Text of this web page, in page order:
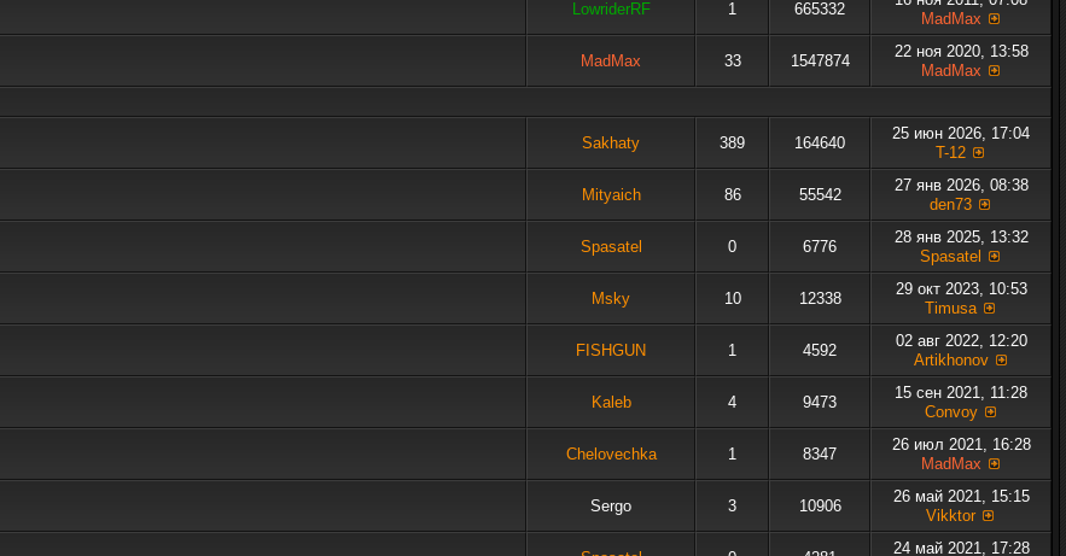
LowriderRF 1 665332
MadMax
MadMax 33 1547874
22 ноя 2020, 13:58
MadMax
Sakhaty 389 164640
25 июн 2026, 17:04
T-12
Mityaich 86 55542
27 янв 2026, 08:38
den73
Spasatel 0 6776
28 янв 2025, 13:32
Spasatel
Msky 10 12338
29 окт 2023, 10:53
Timusa
FISHGUN 1 4592
02 авг 2022, 12:20
Artikhonov
Kaleb 4 9473
15 сен 2021, 11:28
Convoy
Chelovechka 1 8347
26 июл 2021, 16:28
MadMax
Sergo 3 10906
26 май 2021, 15:15
Vikktor
24 май 2021, 17:28